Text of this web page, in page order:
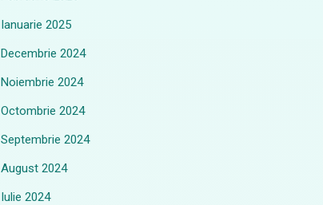
Ianuarie 2025
Decembrie 2024
Noiembrie 2024
Octombrie 2024
Septembrie 2024
August 2024
Iulie 2024